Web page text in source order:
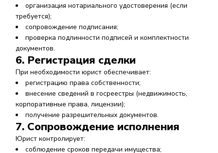
организация нотариального удостоверения (если
требуется);
сопровождение подписания;
проверка подлинности подписей и комплектности
документов.
6. Регистрация сделки
При необходимости юрист обеспечивает:
регистрацию права собственности;
внесение сведений в госреестры (недвижимость,
корпоративные права, лицензии);
получение разрешительных документов.
7. Сопровождение исполнения
Юрист контролирует:
соблюдение сроков передачи имущества;